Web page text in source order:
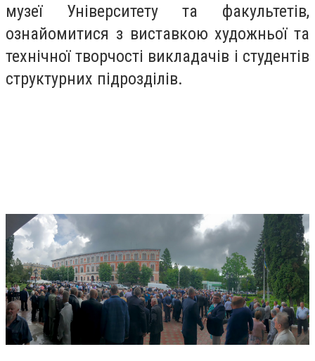
музеї Університету та факультетів,
ознайомитися з виставкою художньої та
технічної творчості викладачів і студентів
структурних підрозділів.